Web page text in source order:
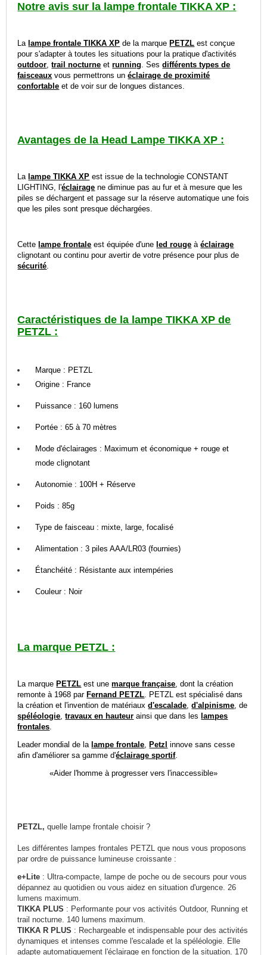
Notre avis sur la lampe frontale TIKKA XP :
La lampe frontale TIKKA XP de la marque PETZL est conçue
pour s'adapter à toutes les situations pour la pratique d'activités
outdoor,trail nocturne etrunning. Sesdifférents types de
faisceaux vous permettrons unéclairage de proximité
confortable et de voir sur de longues distances.
Avantages de la Head Lampe TIKKA XP :
La lampe TIKKA XP est issue de la technologie CONSTANT
LIGHTING, l'éclairage ne diminue pas au fur et à mesure que les
piles se déchargent et passage sur la réserve automatique une fois
que les piles sont presque déchargées.
Cette lampe frontale est équipée d'une led rouge àéclairage
clignotant ou continu pour avertir de votre présence pour plus de
sécurité.
Caractéristiques de la lampe TIKKA XP de
PETZL :
Marque : PETZL
Origine : France
Puissance : 160 lumens
Portée : 65 à 70 mètres
Mode d'éclairages : Maximum et économique + rouge et
mode clignotant
Autonomie : 100H + Réserve
Poids : 85g
Type de faisceau : mixte, large, focalisé
Alimentation : 3 piles AAA/LR03 (fournies)
Étanchéité : Résistante aux intempéries
Couleur : Noir
La marque PETZL :
La marque PETZL est unemarque française, dont la création
remonte à 1968 par Fernand PETZL. PETZL est spécialisé dans
la création et l'invention de matériauxd'escalade,d'alpinisme, de
spéléologie,travaux en hauteur ainsi que dans les lampes
frontales.
Leader mondial de la lampe frontale, Petzl innove sans cesse
afin d'améliorer sa gamme d'éclairage sportif.
«Aider l'homme à progresser vers l'inaccessible»
PETZL, quelle lampe frontale choisir ?
Les différentes lampes frontales PETZL que nous vous proposons
par ordre de puissance lumineuse croissante :
e+Lite : Ultra-compacte, lampe de poche ou de secours pour vous
dépannez au quotidien ou vous aidez en situation d'urgence. 26
lumens maximum.
TIKKA PLUS : Performante pour vos activités Outdoor, Running et
trail nocturne. 140 lumens maximum.
TIKKA R PLUS : Rechargeable et indispensable pour des activités
dynamiques et intenses comme l'escalade et la spéléologie. Elle
adapte automatiquement l'éclairage en fonction de la situation. 170